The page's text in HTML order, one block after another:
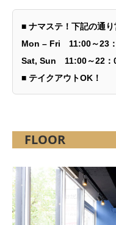
■ ナマステ！下記の通り
Mon – Fri 11:00～23
Sat, Sun 11:00～22：
■ テイクアウトOK！
FLOOR